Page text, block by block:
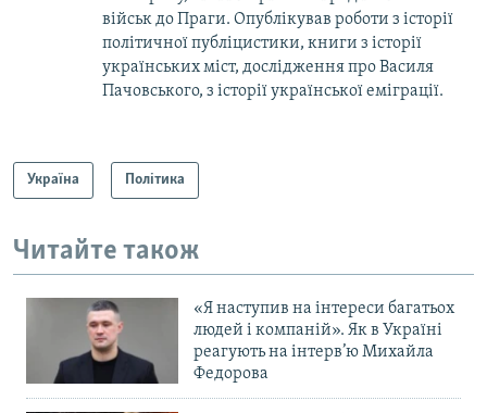
військ до Праги. Опублікував роботи з історії
політичної публіцистики, книги з історії
українських міст, дослідження про Василя
Пачовського, з історії української еміграції.
Україна Політика
Читайте також
«Я наступив на інтереси багатьох
людей і компаній». Як в Україні
реагують на інтерв’ю Михайла
Федорова